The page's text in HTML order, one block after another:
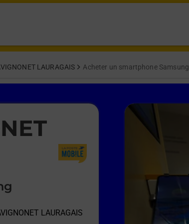
LAURAGAIS Acheter un smartphone Samsung
LAURAGAIS